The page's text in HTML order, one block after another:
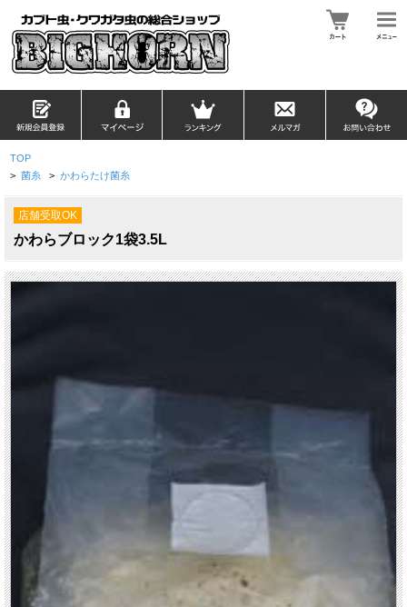
TOP
> 菌糸 > かわらたけ菌糸
店舗受取OK
かわらブロック1袋3.5L